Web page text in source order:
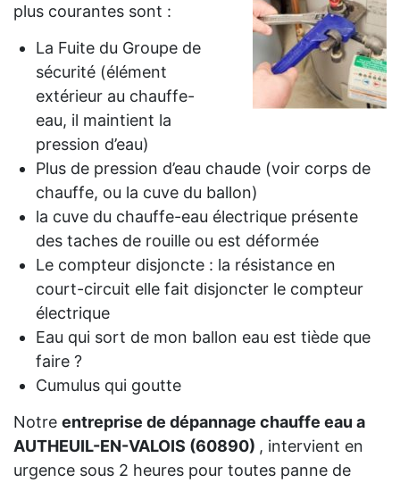
plus courantes sont :
La Fuite du Groupe de
sécurité (élément
extérieur au chauffe-
eau, il maintient la
pression d’eau)
Plus de pression d’eau chaude (voir corps de
chauffe, ou la cuve du ballon)
la cuve du chauffe-eau électrique présente
des taches de rouille ou est déformée
Le compteur disjoncte : la résistance en
court-circuit elle fait disjoncter le compteur
électrique
Eau qui sort de mon ballon eau est tiède que
faire ?
Cumulus qui goutte
Notre entreprise de dépannage chauffe eau a
AUTHEUIL-EN-VALOIS (60890) , intervient en
urgence sous 2 heures pour toutes panne de